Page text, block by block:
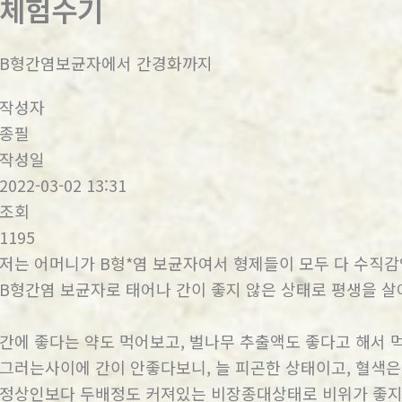
체험수기
B형간염보균자에서 간경화까지
작성자
종필
작성일
2022-03-02 13:31
조회
1195
저는 어머니가 B형*염 보균자여서 형제들이 모두 다 수직
B형간염 보균자로 태어나 간이 좋지 않은 상태로 평생을
간에 좋다는 약도 먹어보고, 벌나무 추출액도 좋다고 해서
그러는사이에 간이 안좋다보니, 늘 피곤한 상태이고, 혈색
정상인보다 두배정도 커져있는 비장종대상태로 비위가 좋